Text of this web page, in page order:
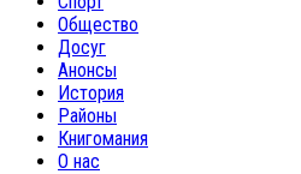
Общество
Досуг
Анонсы
История
Районы
Книгомания
О нас